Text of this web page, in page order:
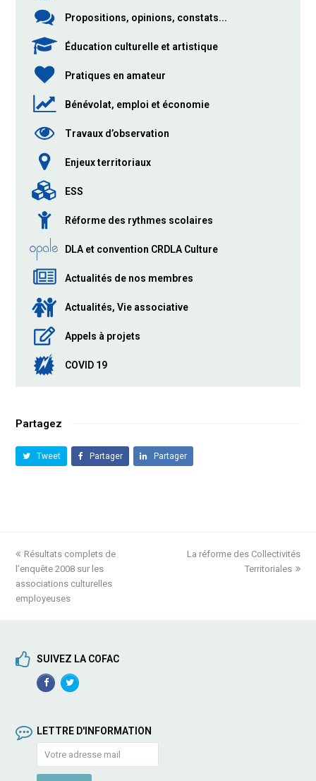
Propositions, opinions, constats...
Éducation culturelle et artistique
Pratiques en amateur
Bénévolat, emploi et économie
Travaux d’observation
Enjeux territoriaux
ESS
Réforme des rythmes scolaires
DLA et convention CRDLA Culture
Actualités de nos membres
Actualités, Vie associative
Appels à projets
COVID 19
Partagez
Tweet Partager Partager
previous
post:
Résultats complets de
l’enquête 2008 sur les
associations culturelles
employeuses
next
La réforme des Collectivités
Territoriales
SUIVEZ LA COFAC
FacebookTwitterProfile
LETTRE D'INFORMATION